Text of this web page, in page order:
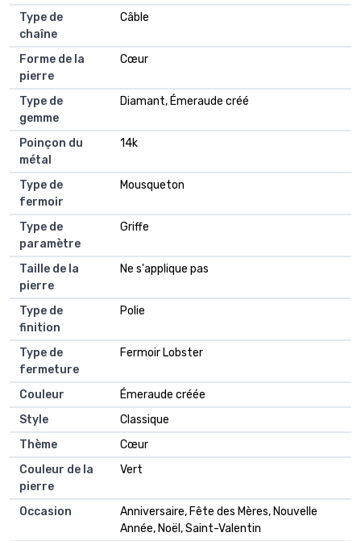
Type de
chaîne
Câble
Forme de la
pierre
Cœur
Type de
gemme
Diamant, Émeraude créé
Poinçon du
métal
14k
Type de
fermoir
Mousqueton
Type de
paramètre
Griffe
Taille de la
pierre
Ne s'applique pas
Type de
finition
Polie
Type de
fermeture
Fermoir Lobster
Couleur
Émeraude créée
Style
Classique
Thème
Cœur
Couleur de la
pierre
Vert
Occasion
Anniversaire, Fête des Mères, Nouvelle
Année, Noël, Saint-Valentin